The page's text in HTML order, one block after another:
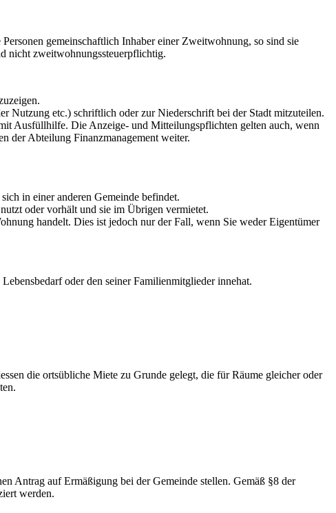
gemeinschaftlich Inhaber einer Zweitwohnung, so sind sie
nicht zweitwohnungssteuerpflichtig.
Nutzung etc.) schriftlich oder zur Niederschrift bei der Stadt mitzuteilen.
Ausfüllhilfe. Die Anzeige- und Mitteilungspflichten gelten auch, wenn
der Abteilung Finanzmanagement weiter.
in einer anderen Gemeinde befindet.
oder vorhält und sie im Übrigen vermietet.
handelt. Dies ist jedoch nur der Fall, wenn Sie weder Eigentümer
oder den seiner Familienmitglieder innehat.
die ortsübliche Miete zu Grunde gelegt, die für Räume gleicher oder
Antrag auf Ermäßigung bei der Gemeinde stellen. Gemäß §8 der
werden.